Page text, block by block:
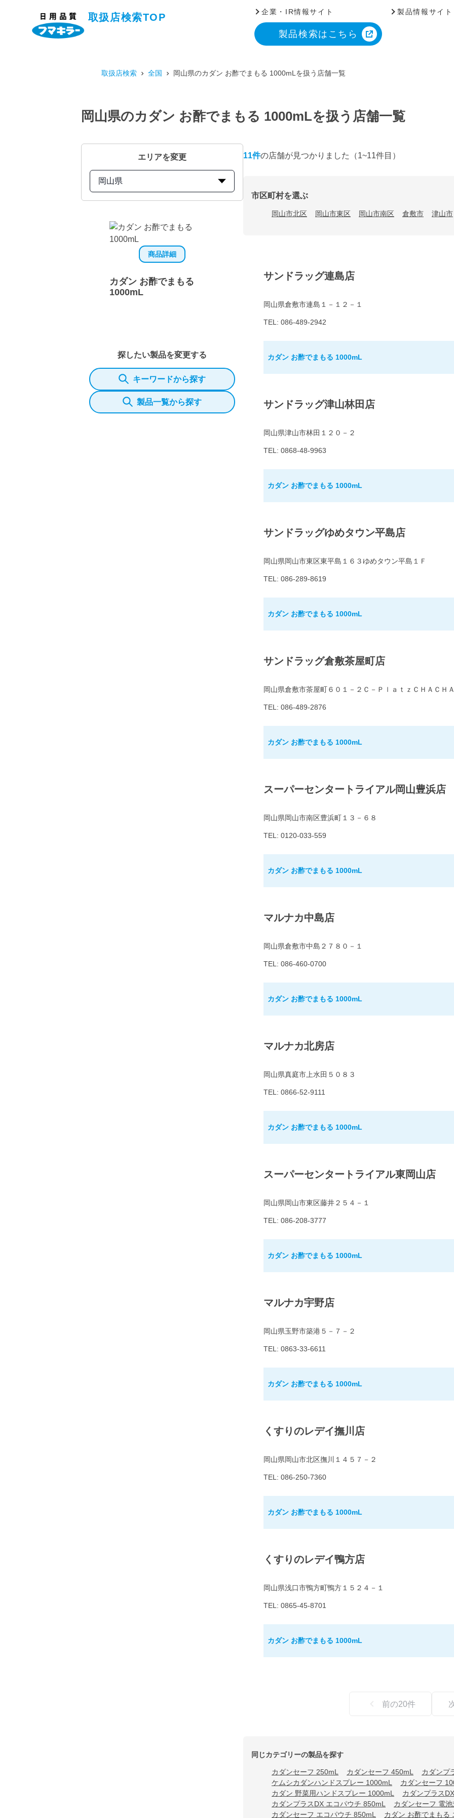
取扱店検索TOP
企業・IR情報サイト 製品情報サイト
製品検索はこちら
取扱店検索 全国 岡山県のカダン お酢でまもる 1000mLを扱う店舗一覧
岡山県のカダン お酢でまもる 1000mLを扱う店舗一覧
エリアを変更
岡山県
商品詳細
カダン お酢でまもる
1000mL
探したい製品を変更する
キーワードから探す
製品一覧から探す
11件の店舗が見つかりました （1~11件目）
市区町村を選ぶ
岡山市北区 岡山市東区 岡山市南区 倉敷市 津山市
サンドラッグ連島店
岡山県倉敷市連島１－１２－１
TEL: 086-489-2942
カダン お酢でまもる 1000mL
サンドラッグ津山林田店
岡山県津山市林田１２０－２
TEL: 0868-48-9963
カダン お酢でまもる 1000mL
サンドラッグゆめタウン平島店
岡山県岡山市東区東平島１６３ゆめタウン平島１Ｆ
TEL: 086-289-8619
カダン お酢でまもる 1000mL
サンドラッグ倉敷茶屋町店
岡山県倉敷市茶屋町６０１－２Ｃ－ＰｌａｔｚＣＨＡＣＨ
TEL: 086-489-2876
カダン お酢でまもる 1000mL
スーパーセンタートライアル岡山豊浜店
岡山県岡山市南区豊浜町１３－６８
TEL: 0120-033-559
カダン お酢でまもる 1000mL
マルナカ中島店
岡山県倉敷市中島２７８０－１
TEL: 086-460-0700
カダン お酢でまもる 1000mL
マルナカ北房店
岡山県真庭市上水田５０８３
TEL: 0866-52-9111
カダン お酢でまもる 1000mL
スーパーセンタートライアル東岡山店
岡山県岡山市東区藤井２５４－１
TEL: 086-208-3777
カダン お酢でまもる 1000mL
マルナカ宇野店
岡山県玉野市築港５－７－２
TEL: 0863-33-6611
カダン お酢でまもる 1000mL
くすりのレデイ撫川店
岡山県岡山市北区撫川１４５７－２
TEL: 086-250-7360
カダン お酢でまもる 1000mL
くすりのレデイ鴨方店
岡山県浅口市鴨方町鴨方１５２４－１
TEL: 0865-45-8701
カダン お酢でまもる 1000mL
前の20件
同じカテゴリーの製品を探す
カダンセーフ 250mL カダンセーフ 450mL
カダンプ
ケムシカダンハンドスプレー 1000mL
カダンセーフ
カダン 野菜用ハンドスプレー 1000mL
カダンプラス
カダンプラスDX エコパウチ 850mL
カダンセーフ 電
カダンセーフ エコパウチ 850mL
カダン お酢でまもる